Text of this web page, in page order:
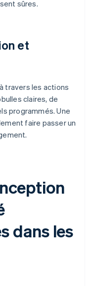
sûres.
et
travers les actions
claires, de
programmés. Une
faire passer un
dans les